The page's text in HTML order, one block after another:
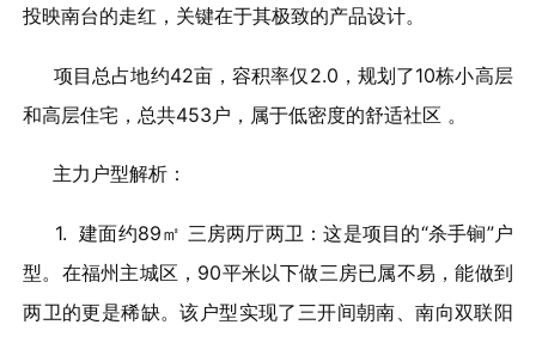
投映南台的走红，关键在于其极致的产品设计。
项目总占地约42亩，容积率仅2.0，规划了10栋小高层
和高层住宅，总共453户，属于低密度的舒适社区 。
主力户型解析：
1. 建面约89㎡ 三房两厅两卫：这是项目的“杀手锏”户
型。在福州主城区，90平米以下做三房已属不易，能做到
两卫的更是稀缺。该户型实现了三开间朝南、南向双联阳